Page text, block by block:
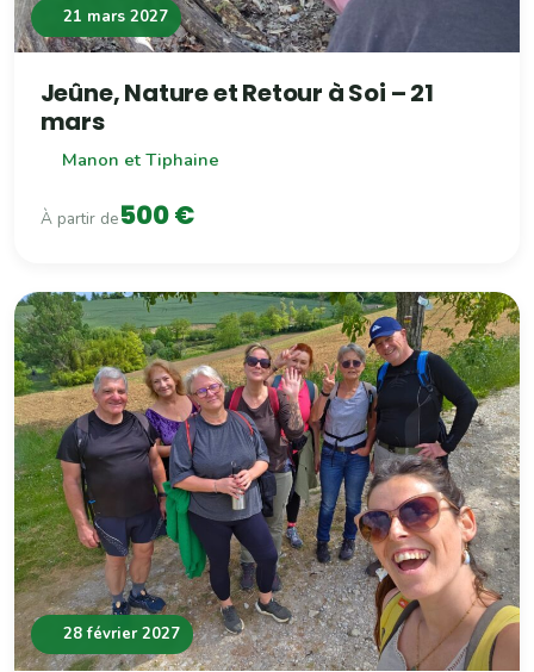
21 mars 2027
Jeûne, Nature et Retour à Soi – 21
mars
Manon et Tiphaine
À partir de500 €
28 février 2027